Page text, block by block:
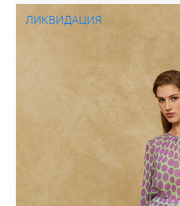
ЛИКВИДАЦИЯ